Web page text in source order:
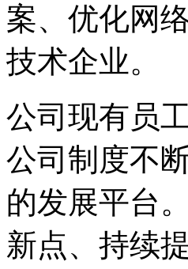
案、优化网
技术企业。
公司现有员
公司制度不
的发展平台
新点、持续